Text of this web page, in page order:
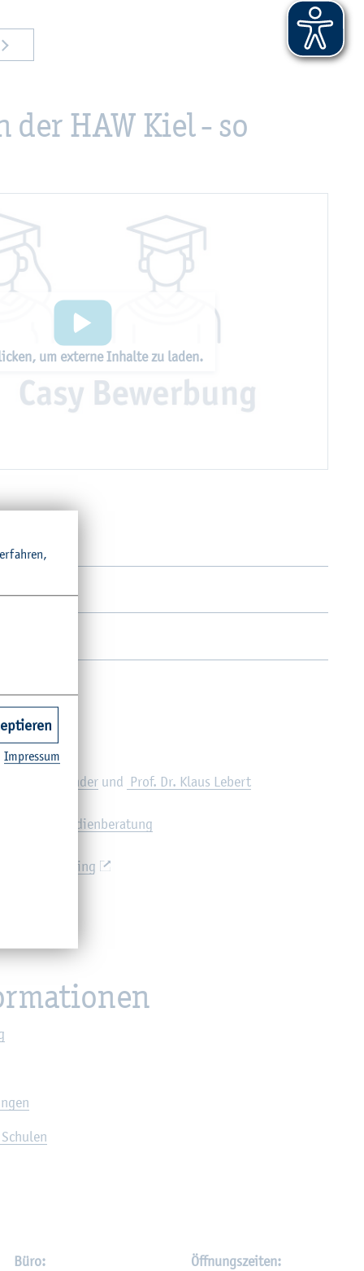
© V. Men­ni­cke
für die HAW ent­schie­den habe.“
der HAW Kiel - so
um ex­ter­ne In­hal­te zu laden.
Tho­mas Rin­der und Prof. Dr. Klaus Le­bert
zur Stu­di­en­be­ra­tung
Trai­ning
Büro: Öff­nungs­zei­ten:
Im­pres­sum